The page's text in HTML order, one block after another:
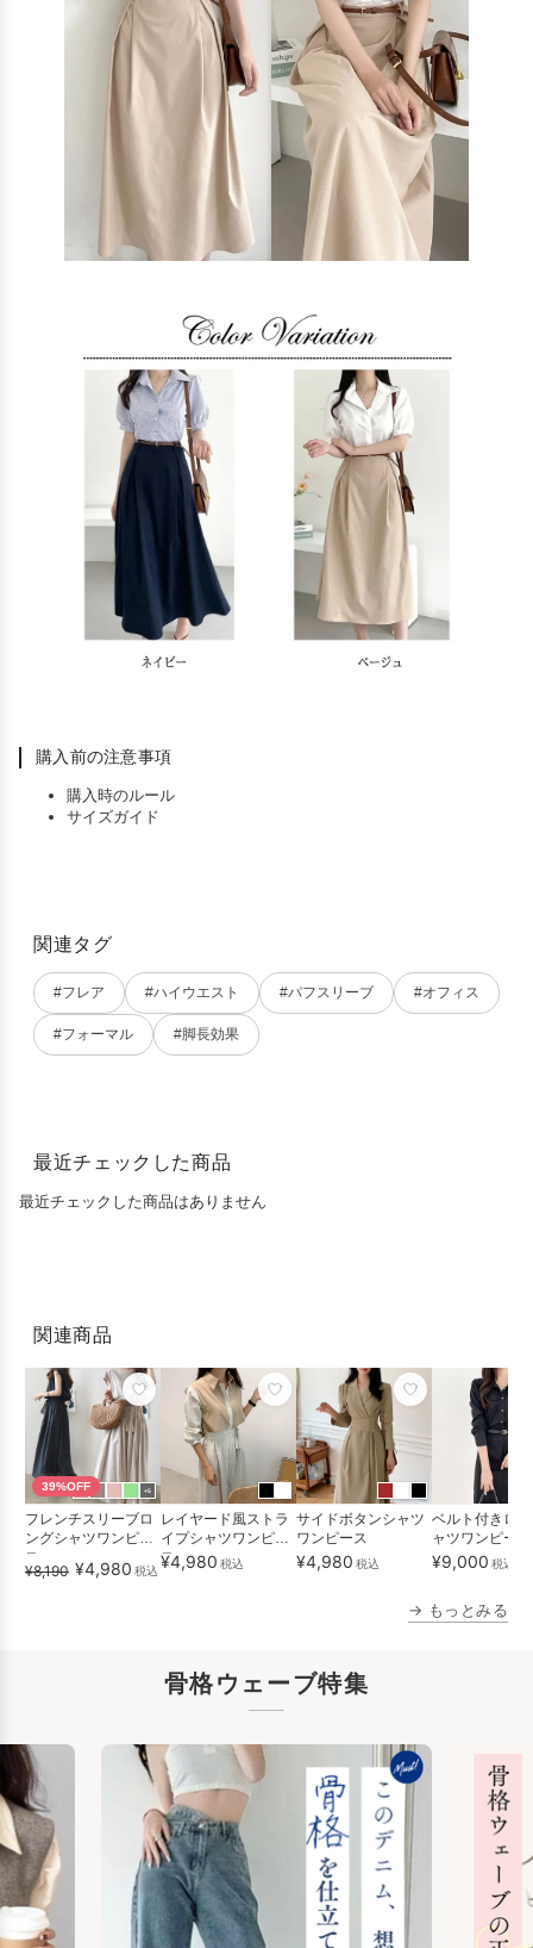
購入前の注意事項
購入時のルール
サイズガイド
関連タグ
#フレア #ハイウエスト #パフスリーブ #オフィス
#フォーマル #脚長効果
最近チェックした商品
最近チェックした商品はありません
関連商品
+5
39%OFF
フレンチスリーブロ
ングシャツワンピー
ス
¥8,190 ¥4,980 税込
レイヤード風ストラ
イプシャツワンピー
ス
¥4,980 税込
サイドボタンシャツ
ワンピース
¥4,980 税込
ベルト付きロ
ャツワンピース
¥9,000 税込
→ もっとみる
骨格ウェーブ特集